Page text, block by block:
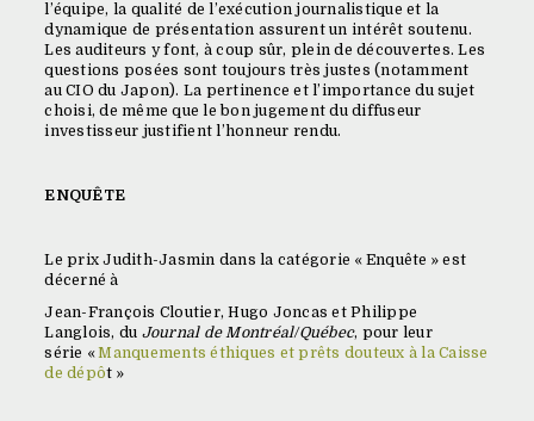
l’équipe, la qualité de l’exécution journalistique et la
dynamique de présentation assurent un intérêt soutenu.
Les auditeurs y font, à coup sûr, plein de découvertes. Les
questions posées sont toujours très justes (notamment
au CIO du Japon). La pertinence et l’importance du sujet
choisi, de même que le bon jugement du diffuseur
investisseur justifient l’honneur rendu.
ENQUÊTE
Le prix Judith-Jasmin dans la catégorie « Enquête » est
décerné à
Jean-François Cloutier, Hugo Joncas et Philippe
Langlois, du Journal de Montréal/Québec, pour leur
série «Manquements éthiques et prêts douteux à la Caisse
de dépôt »